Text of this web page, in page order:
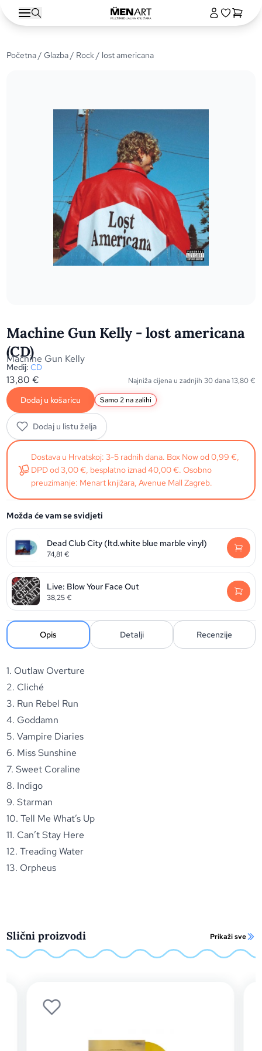
Početna/Glazba/ Rock/ lost americana
Machine Gun Kelly - lost americana
(CD)
Machine Gun Kelly
Medij: CD
13,80€ Najniža cijena u zadnjih 30 dana13,80€
Dodaj u košaricu Samo 2 na zalihi
Dodaj u listu želja
Dostava u Hrvatskoj: 3-5 radnih dana. Box Now od 0,99 €,
DPD od 3,00 €, besplatno iznad 40,00 €. Osobno
preuzimanje: Menart knjižara, Avenue Mall Zagreb.
Možda će vam se svidjeti
Dead Club City (ltd.white blue marble vinyl)
74,81€
Live: Blow Your Face Out
38,25€
Opis Detalji Recenzije
1. Outlaw Overture
2. Cliché
3. Run Rebel Run
4. Goddamn
5. Vampire Diaries
6. Miss Sunshine
7. Sweet Coraline
8. Indigo
9. Starman
10. Tell Me What’s Up
11. Can’t Stay Here
12. Treading Water
13. Orpheus
Slični proizvodi Prikaži sve